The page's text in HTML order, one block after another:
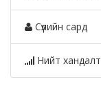
Сүүлийн сард
Нийт хандалт